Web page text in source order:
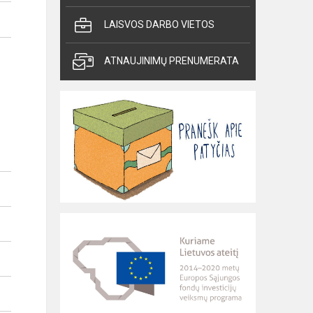
LAISVOS DARBO VIETOS
ATNAUJINIMŲ PRENUMERATA